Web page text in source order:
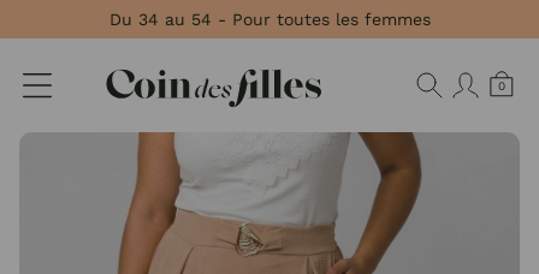
Du 34 au 54 - Pour toutes les femmes
0
Panneau de gestion des cookies